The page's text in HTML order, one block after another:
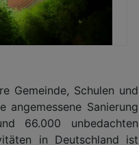
Gemeinde, Schulen und
angemessene Sanierung
66.000 unbedachten
in Deutschland ist